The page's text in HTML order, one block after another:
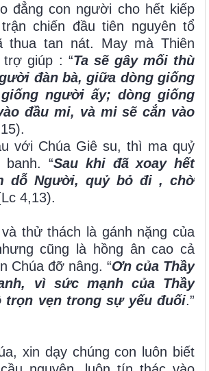
đẳng con người cho hết kiếp
chiến đầu tiên nguyên tổ
thua tan nát. May mà Thiên
trợ giúp : “Ta sẽ gây mối thù
đàn bà, giữa dòng giống
người ấy; dòng giống
đầu mi, và mi sẽ cắn vào
với Chúa Giê su, thì ma quỷ
“Sau khi đã xoay hết
dỗ Người, quỷ bỏ đi , chờ
4,13).
thử thách là gánh nặng của
cũng là hồng ân cao cả
Chúa đỡ nâng. “Ơn của Thầy
vì sức mạnh của Thầy
trọn vẹn trong sự yếu đuối.”
dạy chúng con luôn biết